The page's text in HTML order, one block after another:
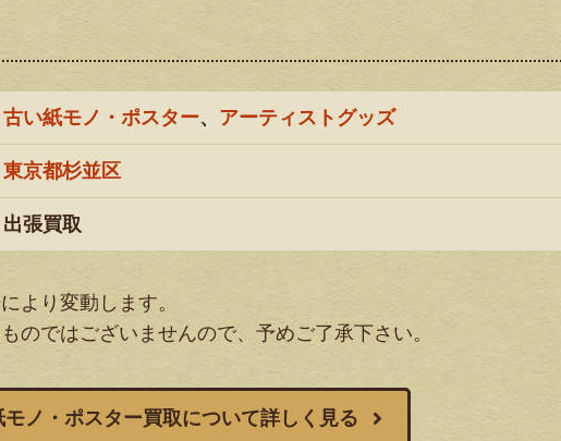
古い紙モノ・ポスター、 アーティストグッズ
東京都杉並区
出張買取
より変動します。
のではございませんので、予めご了承下さい。
モノ・ポスター買取について詳しく見る